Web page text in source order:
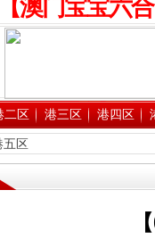
【澳门宝宝
二区 港三区 港四区
五区